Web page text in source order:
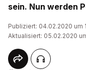
sein. Nun werden
Publiziert: 04.02.2020 um
Aktualisiert: 05.02.2020